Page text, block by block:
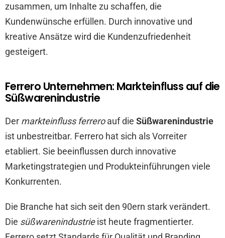
zusammen, um Inhalte zu schaffen, die
Kundenwünsche erfüllen. Durch innovative und
kreative Ansätze wird die Kundenzufriedenheit
gesteigert.
Ferrero Unternehmen: Markteinfluss auf die
Süßwarenindustrie
Der markteinfluss ferreroauf die Süßwarenindustrie
ist unbestreitbar. Ferrero hat sich als Vorreiter
etabliert. Sie beeinflussen durch innovative
Marketingstrategien und Produkteinführungen viele
Konkurrenten.
Die Branche hat sich seit den 90ern stark verändert.
Die süßwarenindustrieist heute fragmentierter.